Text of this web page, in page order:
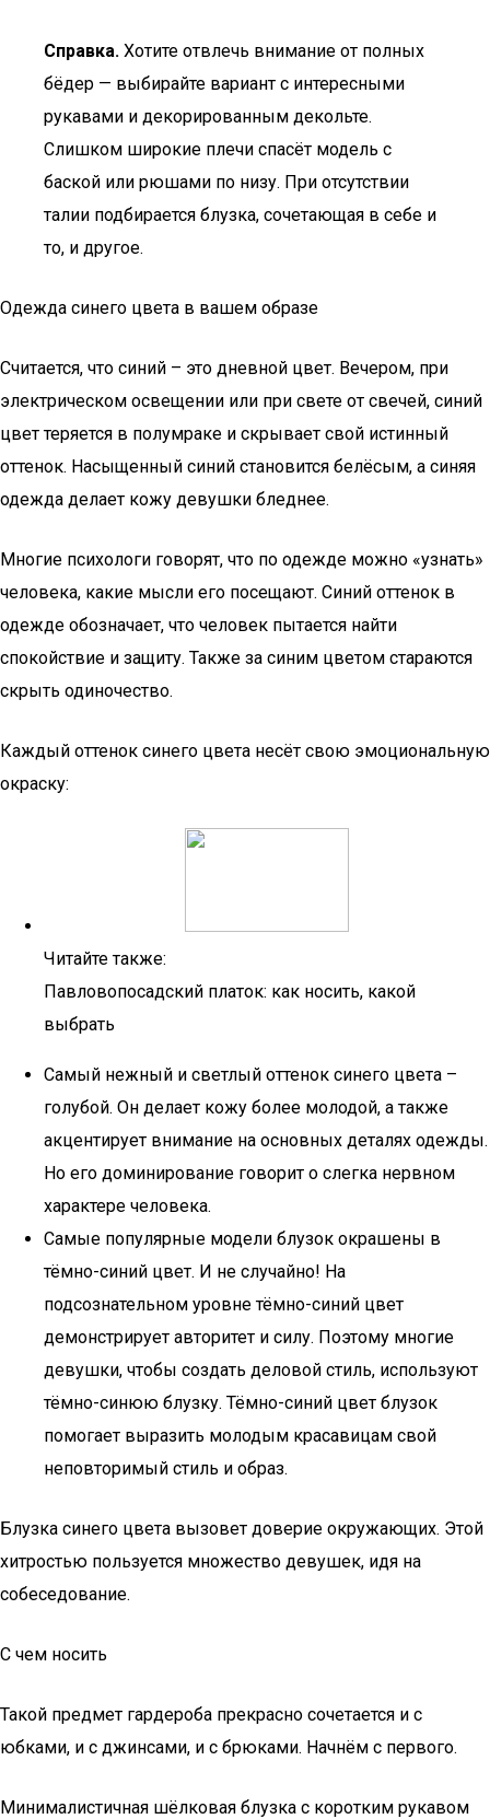
Справка. Хотите отвлечь внимание от полных
бёдер — выбирайте вариант с интересными
рукавами и декорированным декольте.
Слишком широкие плечи спасёт модель с
баской или рюшами по низу. При отсутствии
талии подбирается блузка, сочетающая в себе и
то, и другое.
Одежда синего цвета в вашем образе
Считается, что синий – это дневной цвет. Вечером, при
электрическом освещении или при свете от свечей, синий
цвет теряется в полумраке и скрывает свой истинный
оттенок. Насыщенный синий становится белёсым, а синяя
одежда делает кожу девушки бледнее.
Многие психологи говорят, что по одежде можно «узнать»
человека, какие мысли его посещают. Синий оттенок в
одежде обозначает, что человек пытается найти
спокойствие и защиту. Также за синим цветом стараются
скрыть одиночество.
Каждый оттенок синего цвета несёт свою эмоциональную
окраску:
Читайте также:
Павловопосадский платок: как носить, какой
выбрать
Самый нежный и светлый оттенок синего цвета –
голубой. Он делает кожу более молодой, а также
акцентирует внимание на основных деталях одежды.
Но его доминирование говорит о слегка нервном
характере человека.
Самые популярные модели блузок окрашены в
тёмно-синий цвет. И не случайно! На
подсознательном уровне тёмно-синий цвет
демонстрирует авторитет и силу. Поэтому многие
девушки, чтобы создать деловой стиль, используют
тёмно-синюю блузку. Тёмно-синий цвет блузок
помогает выразить молодым красавицам свой
неповторимый стиль и образ.
Блузка синего цвета вызовет доверие окружающих. Этой
хитростью пользуется множество девушек, идя на
собеседование.
С чем носить
Такой предмет гардероба прекрасно сочетается и с
юбками, и с джинсами, и с брюками. Начнём с первого.
Минималистичная шёлковая блузка с коротким рукавом